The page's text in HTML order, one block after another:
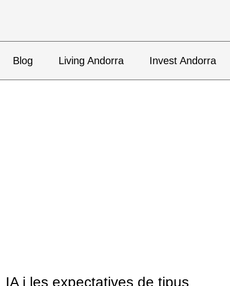
Blog Living Andorra Invest Andorra
IA i les expectatives de tipus